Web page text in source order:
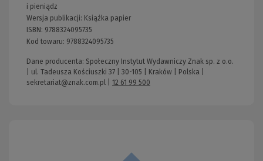
i pieniądz
Wersja publikacji: Książka papier
ISBN: 9788324095735
Kod towaru: 9788324095735
Dane producenta: Społeczny Instytut Wydawniczy Znak sp. z o.o.
| ul. Tadeusza Kościuszki 37 | 30-105 | Kraków | Polska |
sekretariat@znak.com.pl
12 61 99 500